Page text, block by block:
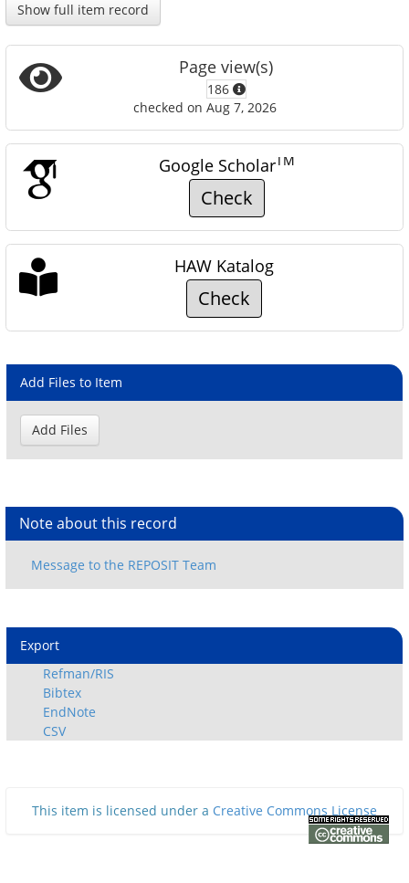
Show full item record
Page view(s)
186
checked on Aug 7, 2026
Google ScholarTM
Check
HAW Katalog
Check
Add Files to Item
Note about this record
Export
Refman/RIS
Bibtex
EndNote
CSV
This item is licensed under a Creative Commons License